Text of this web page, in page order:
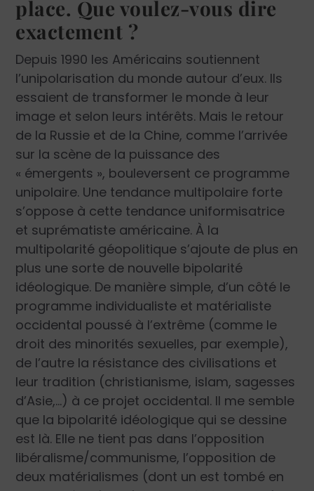
place. Que voulez-vous dire
exactement ?
Depuis 1990 les Américains soutiennent
l’unipolarisation du monde autour d’eux. Ils
essaient de transformer le monde à leur
image et selon leurs intérêts. Mais le retour
de la Russie et de la Chine, comme l’arrivée
sur la scène de la puissance des
« émergents », bouleversent ce programme
unipolaire. Une tendance multipolaire forte
s’oppose à cette tendance uniformisatrice
et suprématiste américaine. À la
multipolarité géopolitique s’ajoute de plus en
plus une sorte de nouvelle bipolarité
idéologique. De manière simple, d’un côté le
programme individualiste et matérialiste
occidental poussé à l’extrême (comme le
droit des minorités sexuelles, par exemple),
de l’autre la résistance des civilisations et
leur tradition (christianisme, islam, sagesses
d’Asie,…) à ce projet occidental. Il me semble
que la bipolarité idéologique qui se dessine
est là. Elle ne tient pas dans l’opposition
libéralisme/communisme, l’opposition de
deux matérialismes (dont un est tombé en